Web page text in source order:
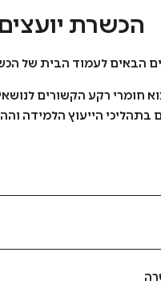
הכשרת
הבאים לעמוד הבית של
חומרי רקע הקשורים
בתהליכי הייעוץ הלמידה